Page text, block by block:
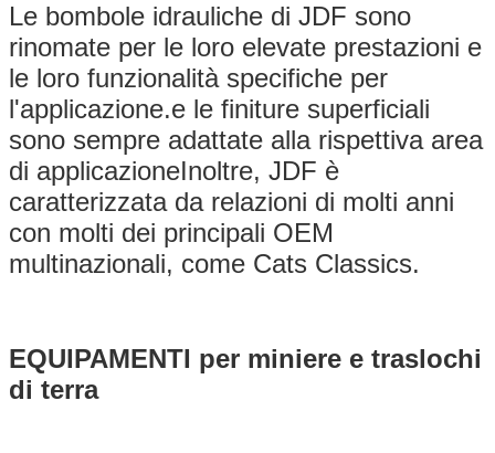
Le bombole idrauliche di JDF sono
rinomate per le loro elevate prestazioni e
le loro funzionalità specifiche per
l'applicazione.e le finiture superficiali
sono sempre adattate alla rispettiva area
di applicazioneInoltre, JDF è
caratterizzata da relazioni di molti anni
con molti dei principali OEM
multinazionali, come Cats Classics.
EQUIPAMENTI per miniere e traslochi
di terra